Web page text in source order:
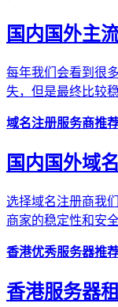
国内国外主
每年我们会看到很
失，但是最终比较
域名注册服务商推
国内国外域
选择域名注册商我
商家的稳定性和安
香港优秀服务器推
香港服务器